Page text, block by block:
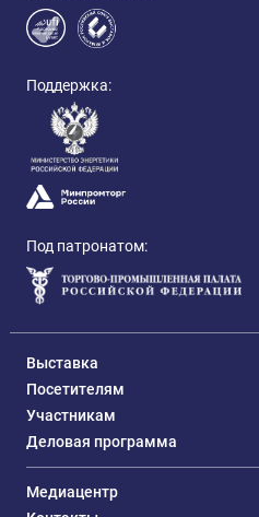
Поддержка:
Под патронатом:
Выставка
Посетителям
Участникам
Деловая программа
Медиацентр